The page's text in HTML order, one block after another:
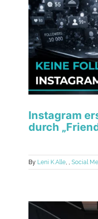
Instagram
durch
By Leni K.Alle ,Social